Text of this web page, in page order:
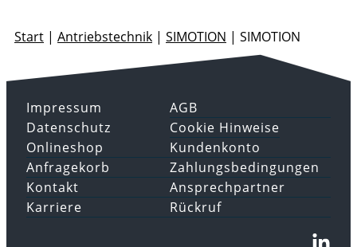
Start | Antriebstechnik | SIMOTION | SIMOTION
Impressum
Datenschutz
AGB
Cookie Hinweise
Onlineshop
Anfragekorb
Kundenkonto
Zahlungsbedingungen
Kontakt
Karriere
Ansprechpartner
Rückruf